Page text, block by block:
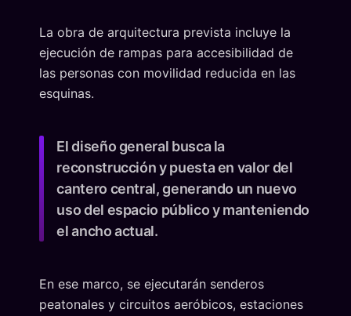
La obra de arquitectura prevista incluye la
ejecución de rampas para accesibilidad de
las personas con movilidad reducida en las
esquinas.
El diseño general busca la
reconstrucción y puesta en valor del
cantero central, generando un nuevo
uso del espacio público y manteniendo
el ancho actual.
En ese marco, se ejecutarán senderos
peatonales y circuitos aeróbicos, estaciones